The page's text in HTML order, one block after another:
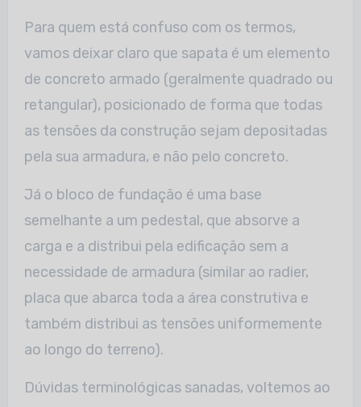
Para quem está confuso com os termos,
vamos deixar claro que sapata é um elemento
de concreto armado (geralmente quadrado ou
retangular), posicionado de forma que todas
as tensões da construção sejam depositadas
pela sua armadura, e não pelo concreto.
Já o bloco de fundação é uma base
semelhante a um pedestal, que absorve a
carga e a distribui pela edificação sem a
necessidade de armadura (similar ao radier,
placa que abarca toda a área construtiva e
também distribui as tensões uniformemente
ao longo do terreno).
Dúvidas terminológicas sanadas, voltemos ao